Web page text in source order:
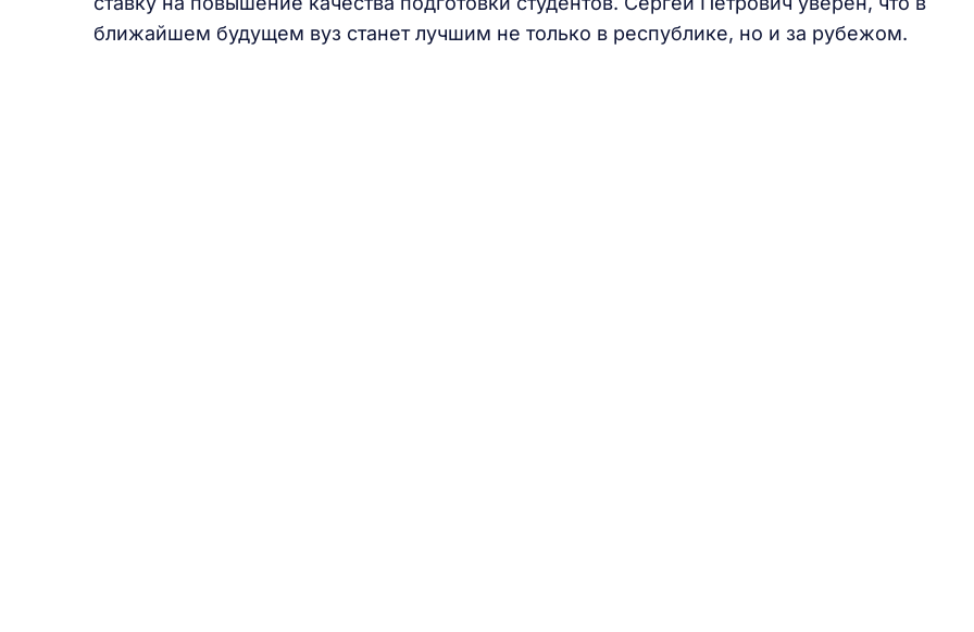
ближайшем будущем вуз станет лучшим не только в республике, но и за рубежом.